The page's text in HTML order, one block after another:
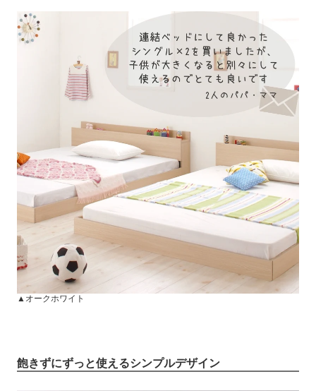
▲オークホワイト
飽きずにずっと使えるシンプルデザイン